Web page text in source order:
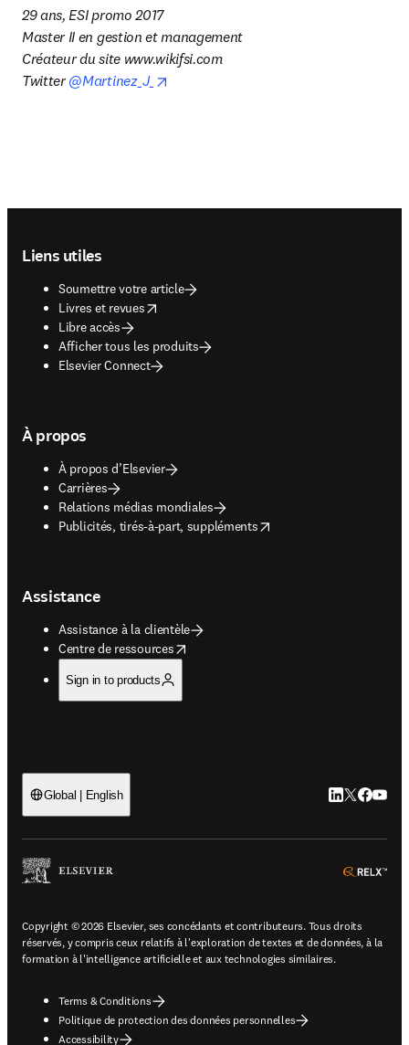
29 ans, ESI promo 2017
Master II en gestion et management
Créateur du site www.wikifsi.com
Twitter @Martinez_J_
Liens utiles
Soumettre votre article
Livres et revues
opens in new tab/window
Libre accès
Afficher tous les produits
Elsevier Connect
À propos
À propos d’Elsevier
Carrières
Relations médias mondiales
Publicités, tirés-à-part, suppléments
opens in new tab/window
Assistance
Assistance à la clientèle
Centre de ressources
opens in new tab/window
Sign in to products
Global | English LinkedIn
Twitter
Copyright © 2026 Elsevier, ses concédants et contributeurs. Tous droits
réservés, y compris ceux relatifs à l'exploration de textes et de données, à la
formation à l'intelligence artificielle et aux technologies similaires.
Terms & Conditions
Politique de protection des données personnelles
Accessibility